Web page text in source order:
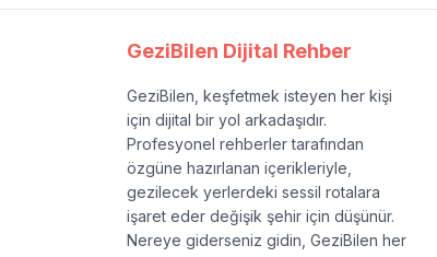
GeziBilen Dijital Rehber
GeziBilen, keşfetmek isteyen her kişi
için dijital bir yol arkadaşıdır.
Profesyonel rehberler tarafından
özgüne hazırlanan içerikleriyle,
gezilecek yerlerdeki sessil rotalara
işaret eder değişik şehir için düşünür.
Nereye giderseniz gidin, GeziBilen her